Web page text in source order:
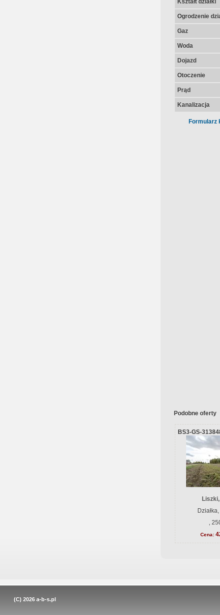
Kształt działki
Ogrodzenie
Gaz
Woda
Dojazd
Otoczenie
Prąd
Kanalizacja
Formularz
Podobne oferty
BS3-GS-
,
Cena:
(C) 2026 a-b-s.pl